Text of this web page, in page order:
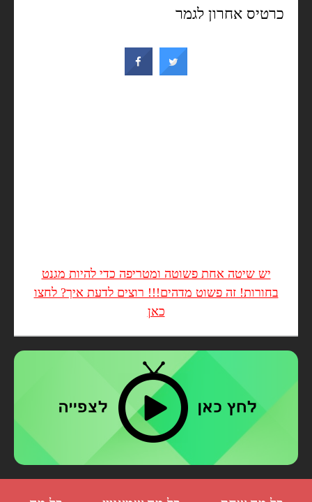
כרטיס אחרון לגמר
יש שיטה אחת פשוטה ומטריפה כדי להיות מגנט
בחורות! זה פשוט מדהים!!! רוצים לדעת איך? לחצו
כאן